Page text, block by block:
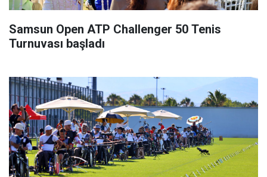
Samsun Open ATP Challenger 50 Tenis
Turnuvası başladı